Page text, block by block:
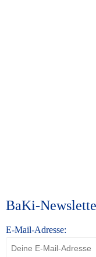
BaKi-
E-Mail-Adresse: